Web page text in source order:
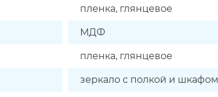
пленка, глянцевое
МДФ
пленка, глянцевое
зеркало с полкой и шкафом